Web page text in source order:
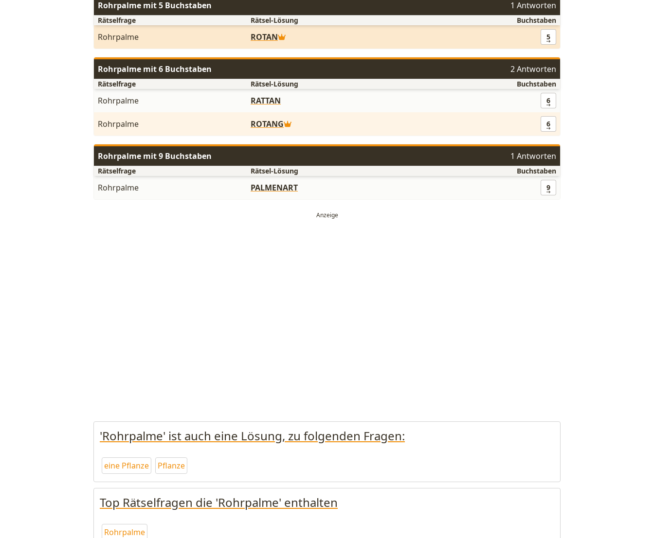
Rohrpalme mit 5 Buchstaben 1 Antworten
Rätselfrage Rätsel-Lösung Buchstaben
Rohrpalme ROTAN 5
Rohrpalme mit 6 Buchstaben 2 Antworten
Rätselfrage Rätsel-Lösung Buchstaben
Rohrpalme RATTAN 6
Rohrpalme ROTANG 6
Rohrpalme mit 9 Buchstaben 1 Antworten
Rätselfrage Rätsel-Lösung Buchstaben
Rohrpalme PALMENART 9
'Rohrpalme' ist auch eine Lösung, zu folgenden Fragen:
eine Pflanze Pflanze
Top Rätselfragen die 'Rohrpalme' enthalten
Rohrpalme